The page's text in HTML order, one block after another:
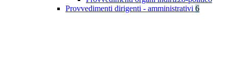
Provvedimenti dirigenti - amministrativi 6